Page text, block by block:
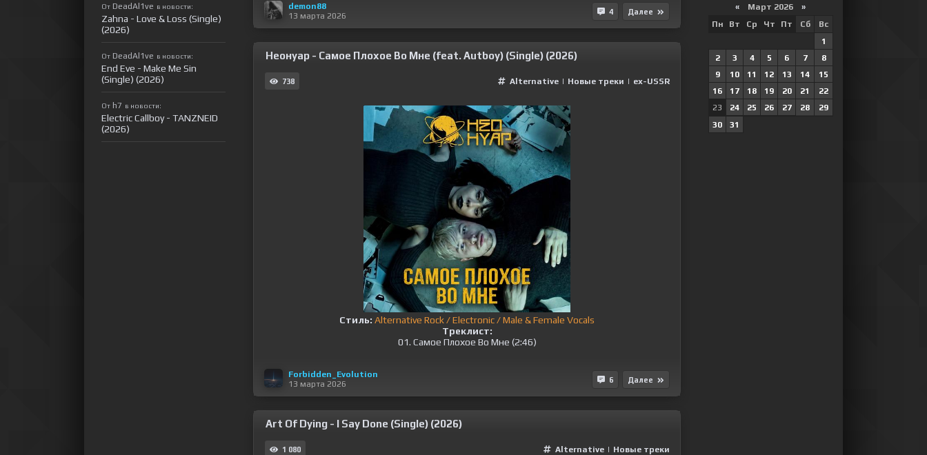
demon88
13 марта 2026
4 Далее
Неонуар - Самое Плохое Во Мне (feat. Autboy) (Single) (2026)
738 Alternative | Новые треки | ex-USSR
Стиль: Alternative Rock / Electronic / Male & Female Vocals
Треклист:
01. Самое Плохое Во Мне (2:46)
Forbidden_Evolution
13 марта 2026
6 Далее
Art Of Dying - I Say Done (Single) (2026)
1 080 Alternative | Новые треки
От DeadAl1ve в новости:
Zahna - Love & Loss (Single)
(2026)
От DeadAl1ve в новости:
End Eve - Make Me Sin
(Single) (2026)
От h7 в новости:
Electric Callboy - TANZNEID
(2026)
« Март 2026 »
Пн
Вт Ср Чт Пт Сб
Вс
1
2
3 4 5 6 7
8
9
10 11 12 13 14
15
16
17 18 19 20 21
22
23
24 25 26 27 28
29
30
31